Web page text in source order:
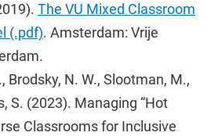
The VU Mixed Classroom
(.pdf). Amsterdam: Vrije
Brodsky, N. W., Slootman, M.,
S. (2023). Managing “Hot
Classrooms for Inclusive